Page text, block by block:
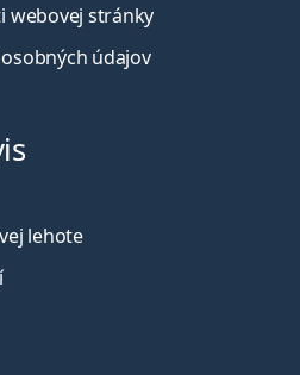
webovej stránky
údajov
lehote